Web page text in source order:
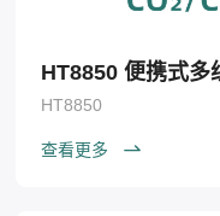
HT8850 便携式多
HT8850
查看更多